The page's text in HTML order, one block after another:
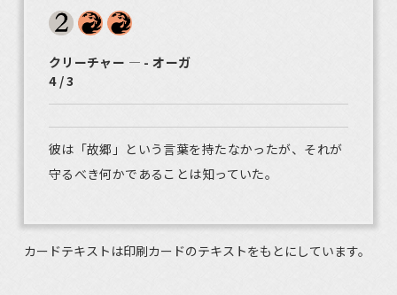
クリーチャー ― - オーガ
4 / 3
彼は「故郷」という言葉を持たなかったが、それが
守るべき何かであることは知っていた。
カードテキストは印刷カードのテキストをもとにしています。